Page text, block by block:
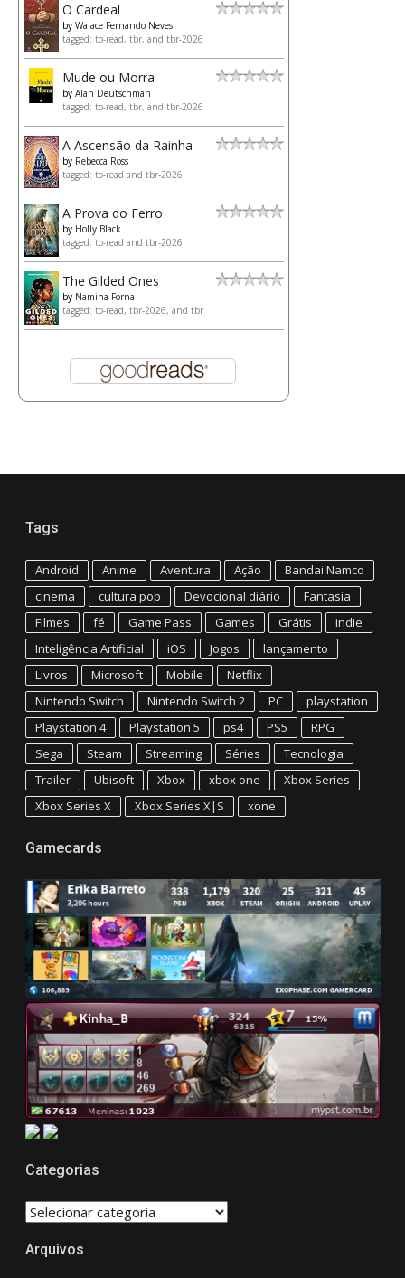
O Cardeal
by Walace Fernando Neves
tagged: to-read, tbr, and tbr-2026
Mude ou Morra
by Alan Deutschman
tagged: to-read, tbr, and tbr-2026
A Ascensão da Rainha
by Rebecca Ross
tagged: to-read and tbr-2026
A Prova do Ferro
by Holly Black
tagged: to-read and tbr-2026
The Gilded Ones
by Namina Forna
tagged: to-read, tbr-2026, and tbr
Tags
Android Anime Aventura Ação
Bandai Namco
cinema
cultura pop Devocional diário
Fantasia
Filmes
fé Game Pass Games Grátis
indie
Inteligência Artificial
iOS Jogos
lançamento
Livros
Microsoft Mobile
Netflix
Nintendo Switch
Nintendo Switch 2 PC
playstation
Playstation 4
Playstation 5 ps4 PS5
RPG
Sega
Steam Streaming Séries
Tecnologia
Trailer
Ubisoft Xbox xbox one
Xbox Series
Xbox Series X
Xbox Series X|S xone
Gamecards
Categorias
CATEGORIAS
Arquivos